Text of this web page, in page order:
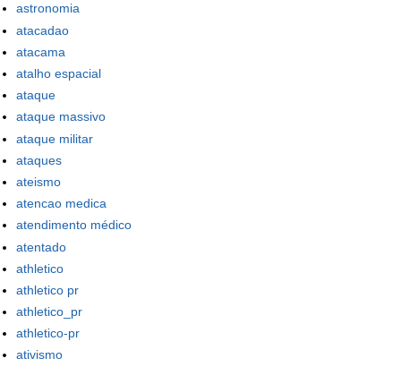
astronomia
atacadao
atacama
atalho espacial
ataque
ataque massivo
ataque militar
ataques
ateismo
atencao medica
atendimento médico
atentado
athletico
athletico pr
athletico_pr
athletico-pr
ativismo